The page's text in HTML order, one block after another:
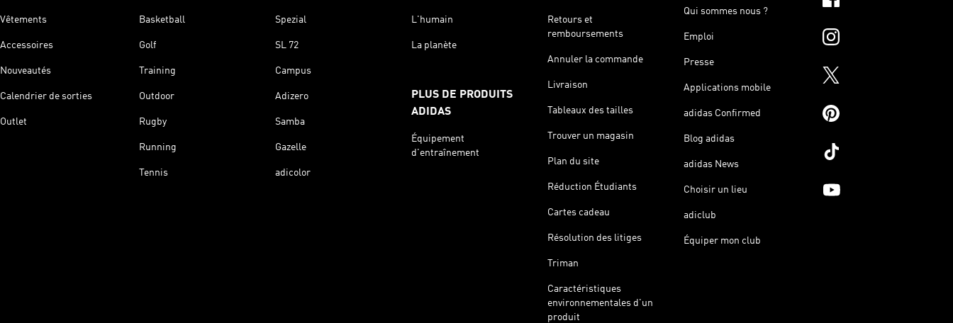
Vêtements
Accessoires
Nouveautés
Calendrier de sorties
Outlet
Basketball
Golf
Training
Outdoor
Rugby
Running
Tennis
Spezial
SL 72
Campus
Adizero
Samba
Gazelle
adicolor
L'humain
La planète
PLUS DE PRODUITS
ADIDAS
Équipement
d'entraînement
Retours et
remboursements
Annuler la commande
Livraison
Tableaux des tailles
Trouver un magasin
Plan du site
Réduction Étudiants
Cartes cadeau
Résolution des litiges
Triman
Caractéristiques
environnementales d'un
produit
Qui sommes nous ?
Emploi
Presse
Applications mobile
adidas Confirmed
Blog adidas
adidas News
Choisir un lieu
adiclub
Équiper mon club